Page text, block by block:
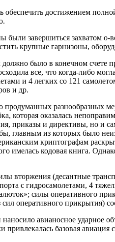
обеспечить достижением
были завершиться захватом
крупные гарнизоны,
было в конечном счете
все, что когда-либо
и 4 легких со 121
и др.
продуманных разнообразных
которая оказалась
приказы и директивы, но и
главным из которых было
криптографам
имелась кодовая книга.
вторжения (десантные
с гидросамолетами, 4
силы оперативного
оперативного прикрытия)
авианосное ударное
привлекалась базовая